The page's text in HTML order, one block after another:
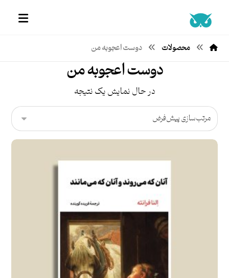
محصولات دوست اعجوبه من
دوست اعجوبه من
در حال نمایش یک نتیجه